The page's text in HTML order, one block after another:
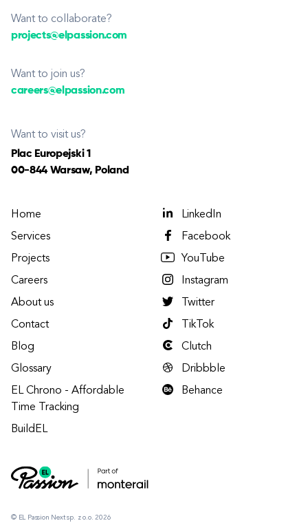
Want to collaborate?
projects@elpassion.com
Want to join us?
careers@elpassion.com
Want to visit us?
Plac Europejski 1
00-844 Warsaw, Poland
© EL Passion Next sp. z o.o. 2026
Home
Services
Projects
Careers
About us
Contact
Blog
Glossary
EL Chrono - Affordable
Time Tracking
BuildEL
LinkedIn
Facebook
YouTube
Instagram
Twitter
TikTok
Clutch
Dribbble
Behance